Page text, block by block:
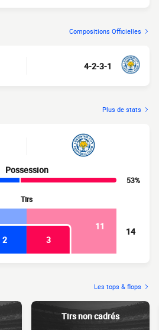
Compositions Officielles
4-2-3-1
Plus de stats
Possession
53%
Tirs
11
2
3
14
Les tops & flops
Tirs non cadrés